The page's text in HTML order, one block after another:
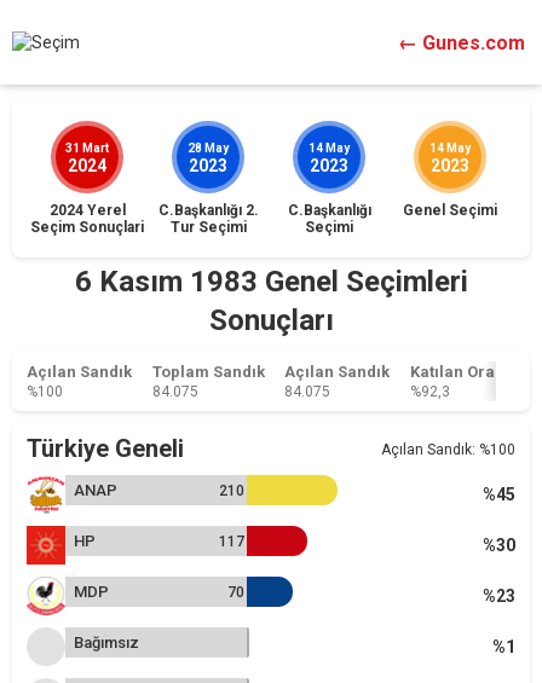
← Gunes.com
31 Mart
2024
2024 Yerel
Seçim Sonuçlari
28 May
2023
C.Başkanlığı 2.
Tur Seçimi
14 May
2023
C.Başkanlığı
Seçimi
14 May
2023
Genel Seçimi
6 Kasım 1983 Genel Seçimleri
Sonuçları
Açılan Sandık
%100
Toplam Sandık
84.075
Açılan Sandık
84.075
Katılan Oranı
%92,3
Türkiye Geneli Açılan Sandık: %100
ANAP 210 %45
HP 117 %30
MDP 70 %23
Bağımsız %1